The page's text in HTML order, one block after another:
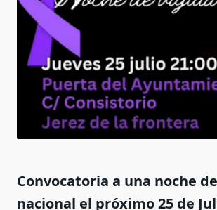
Convocatoria a una noche
nacional el próximo 25 de